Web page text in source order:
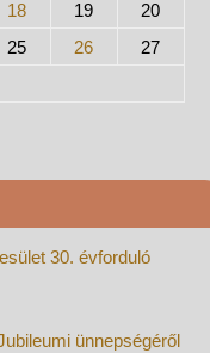
18 19
20
25 26
27
30. évforduló
ünnepségéről